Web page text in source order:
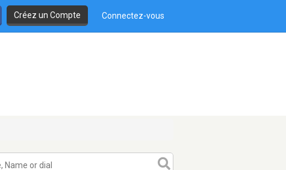
Créez un Compte Connectez-vous